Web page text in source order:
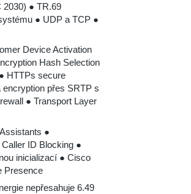
2030) ● TR.69
● UDP a TCP ●
Device Activation
Hash Selection
HTTPs secure
přes SRTP s
● Transport Layer
●
ID Blocking ●
inicializací ● Cisco
Presence
nepřesahuje 6.49